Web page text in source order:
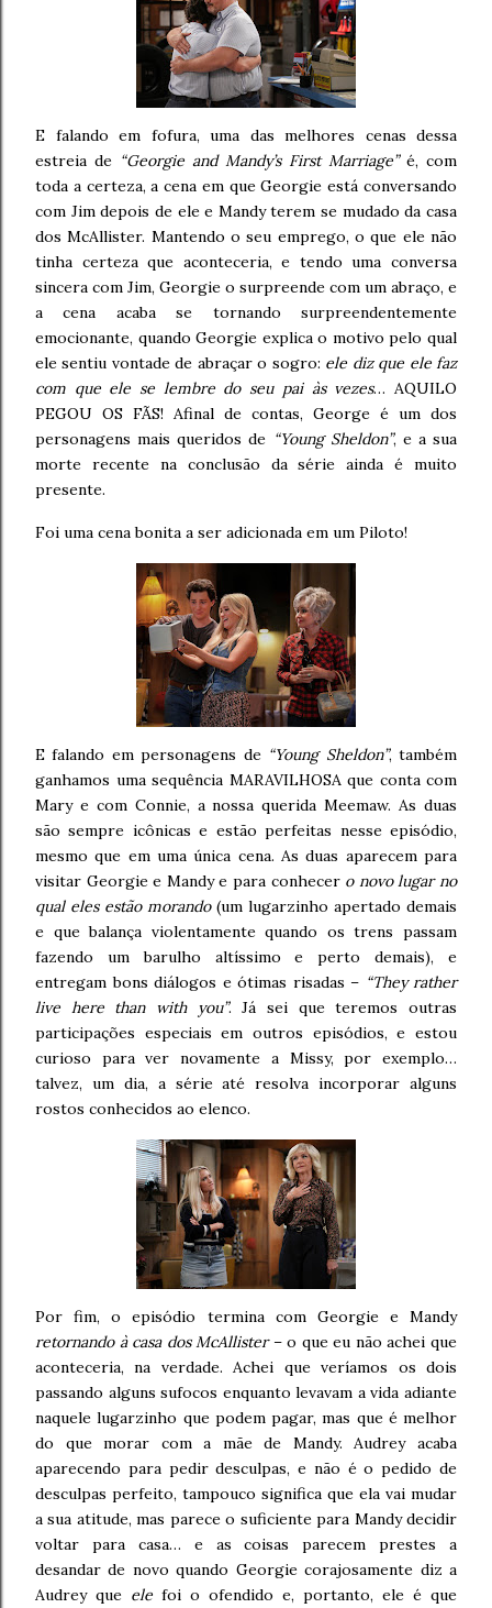
E falando em fofura, uma das melhores cenas dessa
estreia de “Georgie and Mandy’s First Marriage”é, com
toda a certeza, a cena em que Georgie está conversando
com Jim depois de ele e Mandy terem se mudado da casa
dos McAllister. Mantendo o seu emprego, o que ele não
tinha certeza que aconteceria, e tendo uma conversa
sincera com Jim, Georgie o surpreende com um abraço, e
a cena acaba se tornando surpreendentemente
emocionante, quando Georgie explica o motivo pelo qual
ele sentiu vontade de abraçar o sogro: ele diz que ele faz
com que ele se lembre do seu pai às vezes… AQUILO
PEGOU OS FÃS! Afinal de contas, George é um dos
personagens mais queridos de “Young Sheldon”, e a sua
morte recente na conclusão da série ainda é muito
presente.
Foi uma cena bonita a ser adicionada em um Piloto!
E falando em personagens de “Young Sheldon”, também
ganhamos uma sequência MARAVILHOSA que conta com
Mary e com Connie, a nossa querida Meemaw. As duas
são sempre icônicas e estão perfeitas nesse episódio,
mesmo que em uma única cena. As duas aparecem para
visitar Georgie e Mandy e para conhecer o novo lugar no
qual eles estão morando(um lugarzinho apertado demais
e que balança violentamente quando os trens passam
fazendo um barulho altíssimo e perto demais), e
entregam bons diálogos e ótimas risadas – “They rather
live here than with you”. Já sei que teremos outras
participações especiais em outros episódios, e estou
curioso para ver novamente a Missy, por exemplo…
talvez, um dia, a série até resolva incorporar alguns
rostos conhecidos ao elenco.
Por fim, o episódio termina com Georgie e Mandy
retornando à casa dos McAllister– o que eu não achei que
aconteceria, na verdade. Achei que veríamos os dois
passando alguns sufocos enquanto levavam a vida adiante
naquele lugarzinho que podem pagar, mas que é melhor
do que morar com a mãe de Mandy. Audrey acaba
aparecendo para pedir desculpas, e não é o pedido de
desculpas perfeito, tampouco significa que ela vai mudar
a sua atitude, mas parece o suficiente para Mandy decidir
voltar para casa… e as coisas parecem prestes a
desandar de novo quando Georgie corajosamente diz a
Audrey que ele foi o ofendido e, portanto, ele é que